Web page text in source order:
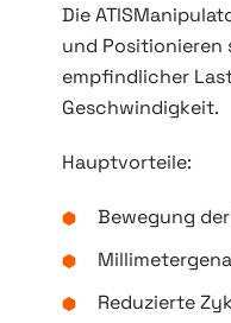
Die
und Positionieren
empfindlicher
Geschwindigkeit.
Hauptvorteile:
Bewegung
Reduzierte